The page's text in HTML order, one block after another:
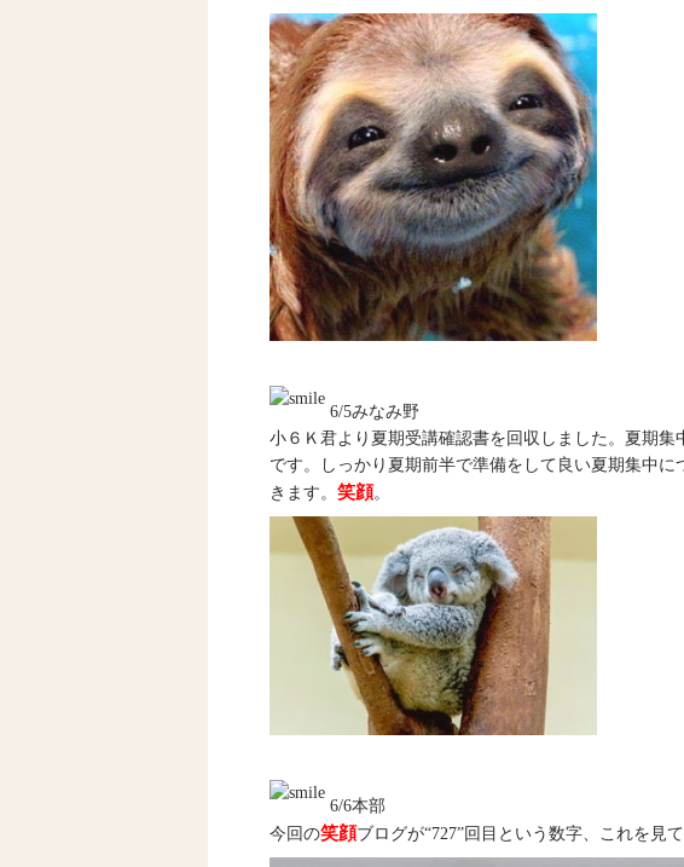
6/5みなみ野
小６Ｋ君より夏期受講確認書を回収しました。夏期
です。しっかり夏期前半で準備をして良い夏期集中
きます。笑顔。
6/6本部
今回の笑顔ブログが“727”回目という数字、これを見て